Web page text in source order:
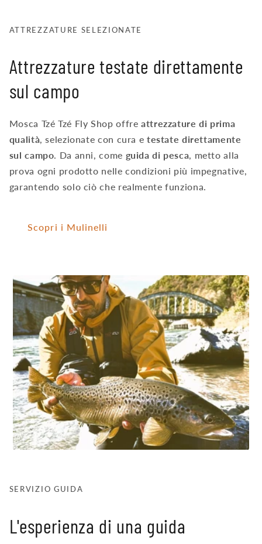
ATTREZZATURE SELEZIONATE
Attrezzature testate direttamente
sul campo
Mosca Tzé Tzé Fly Shop offreattrezzature di prima
qualità, selezionate con cura e testate direttamente
sul campo. Da anni, come guida di pesca, metto alla
prova ogni prodotto nelle condizioni più impegnative,
garantendo solo ciò che realmente funziona.
Scopri i Mulinelli
SERVIZIO GUIDA
L'esperienza di una guida